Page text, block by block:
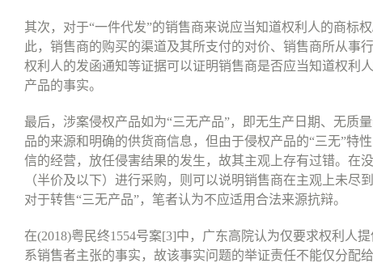
其次，对于“一件代发”的销售商来说应当知道权利人的商标权
此，销售商的购买的渠道及其所支付的对价、销售商所从事
权利人的发函通知等证据可以证明销售商是否应当知道权利
产品的事实。
最后，涉案侵权产品如为“三无产品”，即无生产日期、无质
品的来源和明确的供货商信息，但由于侵权产品的“三无”特
信的经营，放任侵害结果的发生，故其主观上存有过错。在
（半价及以下）进行采购，则可以说明销售商在主观上未尽
对于转售“三无产品”，笔者认为不应适用合法来源抗辩。
在(2018)粤民终1554号案[3]中，广东高院认为仅要求权利人
系销售者主张的事实，故该事实问题的举证责任不能仅分配